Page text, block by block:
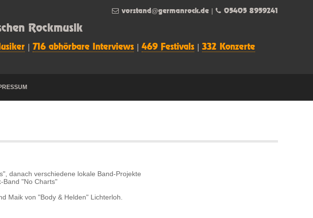
Rockmusik
716 abhörbare Interviews 469 Festivals 332 Konzerte
vorstand@germanrock.de 05405 8959241
danach verschiedene lokale Band-Projekte
Band "No Charts"
Maik von "Body & Helden" Lichterloh.